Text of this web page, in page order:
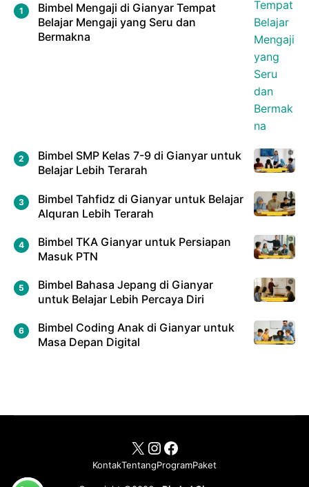
Bimbel Mengaji di Gianyar Tempat
Belajar Mengaji yang Seru dan
Bermakna
Bimbel SMP Kelas 7-9 di Gianyar untuk
Belajar Lebih Terarah
Bimbel Tahfidz di Gianyar untuk Belajar
Alquran Lebih Terarah
Bimbel TKA Gianyar untuk Persiapan
Masuk PTN
Bimbel Bahasa Jepang di Gianyar
untuk Belajar Lebih Percaya Diri
Bimbel Coding Anak di Gianyar untuk
Masa Depan Digital
KontakTentangProgramPaket
X Instagram
Facebook